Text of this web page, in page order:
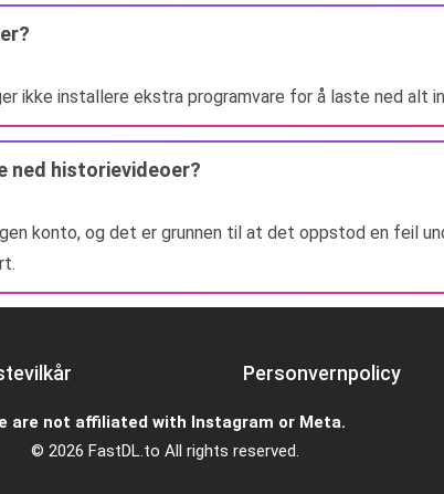
ikke installere ekstra programvare for å laste ned alt
ned historievideoer?
konto, og det er grunnen til at det oppstod en feil
Personvernpolicy
are not affiliated with Instagram or Meta.
© 2026 FastDL.to All rights reserved.